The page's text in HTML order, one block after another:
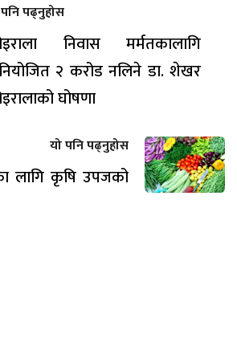
पढ्नुहोस
निवास मर्मतकालागि
२ करोड नलिने डा. शेखर
घोषणा
यो पनि पढ्नुहोस
लागि कृषि उपजको